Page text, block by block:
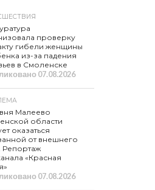
проверку
гибели женщины
из-за падения
в Смоленске
07.08.2026
Малеево
области
оказаться
от внешнего
Репортаж
«Красная
07.08.2026